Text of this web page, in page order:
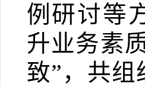
例研讨等
升业务素
致”，共